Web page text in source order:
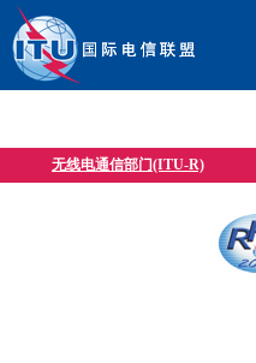
无线电通信部门(ITU-R)